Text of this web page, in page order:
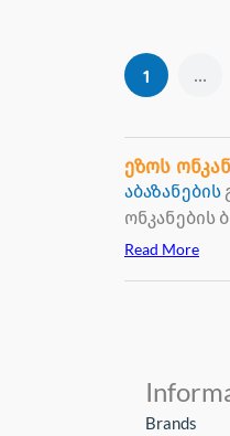
1 ...
ეზოს
აბაზანების
ონკანების
Read More
Brands